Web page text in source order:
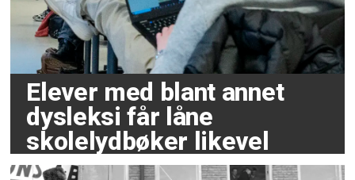
Elever med blant annet
dysleksi får låne
skolelydbøker likevel